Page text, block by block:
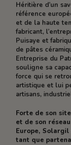
Héritière d’un
référence
et de la haute
fabricant,
Puisaye et
de pâtes
Entreprise du
souligne sa
force qui se
artistique et lui
artisans,
Forte de son
et de son
Europe, Solargil
tant que